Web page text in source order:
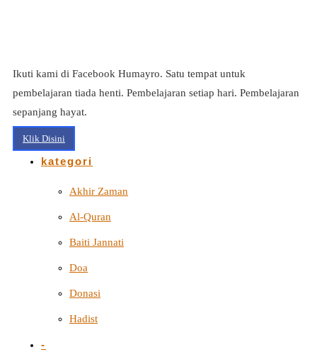
Ikuti kami di Facebook Humayro. Satu tempat untuk
pembelajaran tiada henti. Pembelajaran setiap hari. Pembelajaran
sepanjang hayat.
Klik Disini
kategori
Akhir Zaman
Al-Quran
Baiti Jannati
Doa
Donasi
Hadist
-